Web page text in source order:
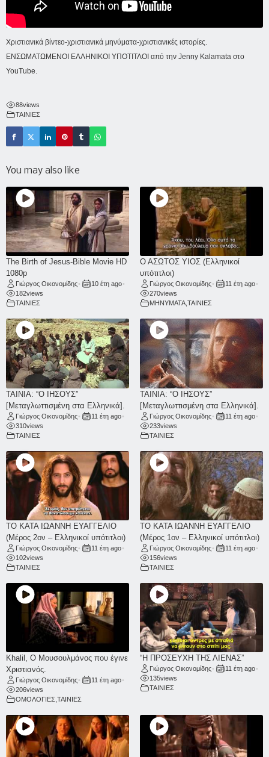
Χριστιανικά βίντεο-χριστιανικά μηνύματα-χριστιανικές ιστορίες.
ΕΝΣΩΜΑΤΩΜΕΝΟΙ ΕΛΛΗΝΙΚΟΙ ΥΠΟΤΙΤΛΟΙ από την Jenny Kalamata στο
YouTube.
88views
ΤΑΙΝΙΕΣ
You may also like
The Birth of Jesus-Bible Movie HD
1080p
Γιώργος Οικονομίδης• 10 έτη ago•
182views
ΤΑΙΝΙΕΣ
Ο ΑΣΩΤΟΣ ΥΙΟΣ (Ελληνικοί
υπότιτλοι)
Γιώργος Οικονομίδης• 11 έτη ago•
270views
ΜΗΝΥΜΑΤΑ ΤΑΙΝΙΕΣ
ΤΑΙΝΙΑ: “Ο ΙΗΣΟΥΣ”
[Μεταγλωττισμένη στα Ελληνικά].
Γιώργος Οικονομίδης• 11 έτη ago•
310views
ΤΑΙΝΙΕΣ
ΤΑΙΝΙΑ: “Ο ΙΗΣΟΥΣ”
[Μεταγλωττισμένη στα Ελληνικά].
Γιώργος Οικονομίδης• 11 έτη ago•
233views
ΤΑΙΝΙΕΣ
ΤΟ ΚΑΤΑ ΙΩΑΝΝΗ ΕΥΑΓΓΕΛΙΟ
(Μέρος 2ον – Ελληνικοί υπότιτλοι)
Γιώργος Οικονομίδης• 11 έτη ago•
102views
ΤΑΙΝΙΕΣ
ΤΟ ΚΑΤΑ ΙΩΑΝΝΗ ΕΥΑΓΓΕΛΙΟ
(Μέρος 1ον – Ελληνικοί υπότιτλοι)
Γιώργος Οικονομίδης• 11 έτη ago•
156views
ΤΑΙΝΙΕΣ
Khalil, Ο Μουσουλμάνος που έγινε
Χριστιανός.
Γιώργος Οικονομίδης• 11 έτη ago•
206views
ΟΜΟΛΟΓΙΕΣ ΤΑΙΝΙΕΣ
“Η ΠΡΟΣΕΥΧΗ ΤΗΣ ΛΙΕΝΑΣ”
Γιώργος Οικονομίδης• 11 έτη ago•
135views
ΤΑΙΝΙΕΣ